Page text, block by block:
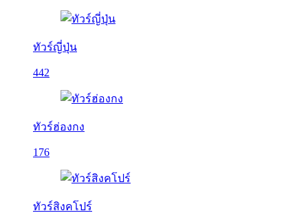
ทัวร์ญี่ปุ่น
442
ทัวร์ฮ่องกง
176
ทัวร์สิงคโปร์